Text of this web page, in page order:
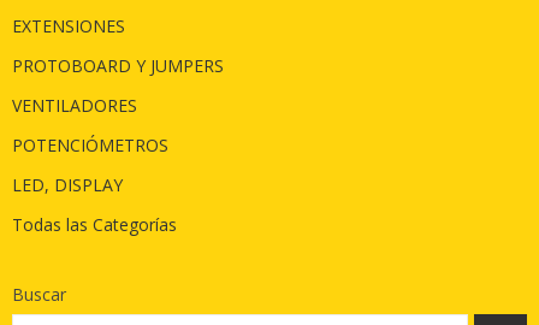
EXTENSIONES
PROTOBOARD Y JUMPERS
VENTILADORES
POTENCIÓMETROS
LED, DISPLAY
Todas las Categorías
Buscar